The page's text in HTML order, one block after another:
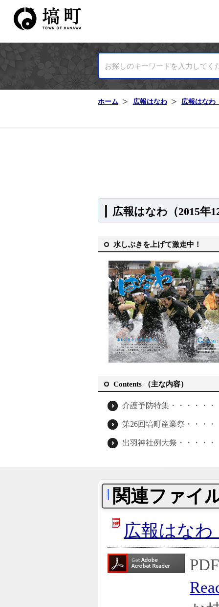
ホーム 広報はなわ 広報はなわ
広報はなわ（2015年
水しぶきを上げて激走中！
Contents （主な内容）
介護予防特集・・・・・・
第26回塙町産業祭・・・・
出羽神社例大祭・・・・・
関連ファイ
広報はなわ